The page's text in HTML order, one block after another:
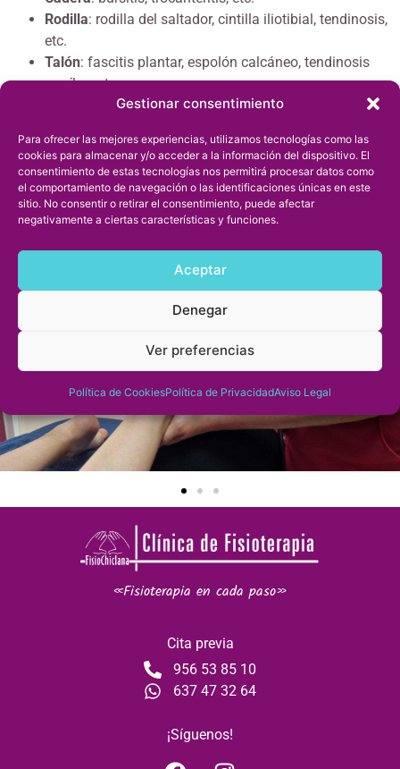
Gestionar consentimiento
Para ofrecer las mejores experiencias, utilizamos tecnologías como las
cookies para almacenar y/o acceder a la información del dispositivo. El
consentimiento de estas tecnologías nos permitirá procesar datos como
el comportamiento de navegación o las identificaciones únicas en este
sitio. No consentir o retirar el consentimiento, puede afectar
negativamente a ciertas características y funciones.
Aceptar
Denegar
Ver preferencias
Política de CookiesPolítica de PrivacidadAviso Legal
Rodilla: rodilla del saltador, cintilla iliotibial, tendinosis,
etc.
Talón: fascitis plantar, espolón calcáneo, tendinosis
aquílea, etc.
: puntos gatillo, fibrosis post-rotura,
Beneficios
Efecto analgésico y eliminación del dolor
Aceleración de la curación y regeneración
Restauración de la movilidad
Ver tarifas
«Fisioterapia en cada paso»
Cita previa
956 53 85 10
637 47 32 64
¡Síguenos!